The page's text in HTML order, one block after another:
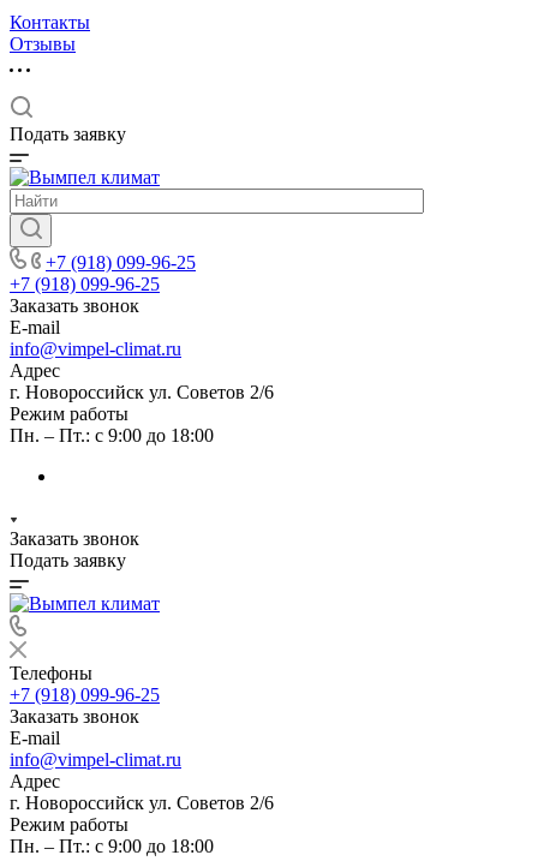
Контакты
Отзывы
Подать заявку
+7 (918) 099-96-25
+7 (918) 099-96-25
Заказать звонок
E-mail
info@vimpel-climat.ru
Адрес
г. Новороссийск ул. Советов 2/6
Режим работы
Пн. – Пт.: с 9:00 до 18:00
Заказать звонок
Подать заявку
Телефоны
+7 (918) 099-96-25
Заказать звонок
E-mail
info@vimpel-climat.ru
Адрес
г. Новороссийск ул. Советов 2/6
Режим работы
Пн. – Пт.: с 9:00 до 18:00